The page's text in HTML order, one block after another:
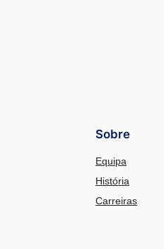
Sobre
Equipa
História
Carreiras